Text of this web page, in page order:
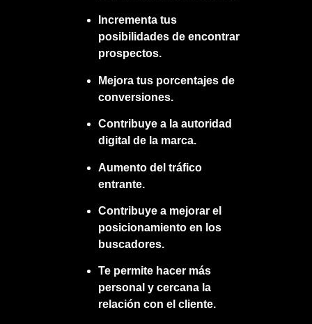
Incrementa tus
posibilidades de encontrar
prospectos.
Mejora tus porcentajes de
conversiones.
Contribuye a la autoridad
digital de la marca.
Aumento del tráfico
entrante.
Contribuye a mejorar el
posicionamiento en los
buscadores.
Te permite hacer más
personal y cercana la
relación con el cliente.